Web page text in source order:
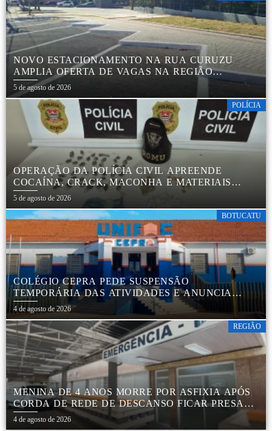
NOVO ESTACIONAMENTO NA RUA CURUZU
AMPLIA OFERTA DE VAGAS NA REGIÃO
CENTRAL
5 de agosto de 2026
POLÍCIA
OPERAÇÃO DA POLÍCIA CIVIL APREENDE
COCAÍNA, CRACK, MACONHA E MATERIAIS
PARA EMBALAR DROGAS EM BOTUCATU
5 de agosto de 2026
BOTUCATU
COLÉGIO CEPRA PEDE SUSPENSÃO
TEMPORÁRIA DAS ATIVIDADES E ANUNCIA
REESTRUTURAÇÃO EM BOTUCATU
4 de agosto de 2026
REGIÃO
MENINA DE 4 ANOS MORRE POR ASFIXIA APÓS
CORDA DE REDE DE DESCANSO FICAR PRESA
AO PESCOÇO EM MARÍLIA
4 de agosto de 2026